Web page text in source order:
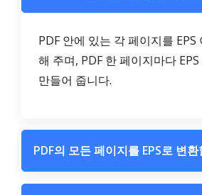
PDF 안에 있는 각 페이지를
해 주며, PDF 한 페이지마다
만들어 줍니다.
PDF의 모든 페이지를 EPS로 변